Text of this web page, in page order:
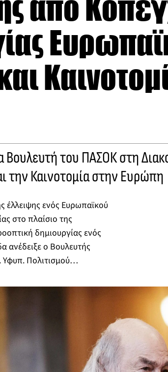
του ΠΑΣΟΚ στη
την Καινοτομία στην Ευρώπη
έλλειψης ενός Ευρωπαϊκού
στο πλαίσιο της
δημιουργίας ενός
ανέδειξε ο Βουλευτής
Πολιτισμού…